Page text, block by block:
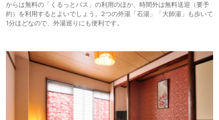
からは無料の「くるっとバス」の利用のほか、時間外は無料送迎（要予
約）を利用するとよいでしょう。2つの外湯「石湯」「大師湯」も歩いて
1分ほどなので、外湯巡りにも便利です。